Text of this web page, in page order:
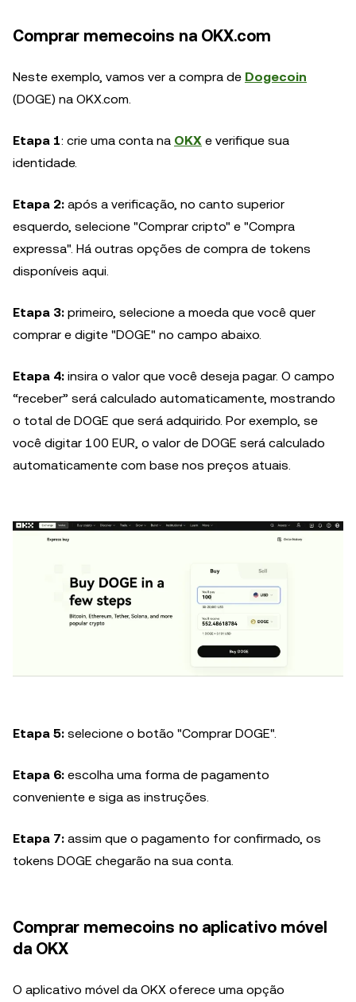
Comprar memecoins na OKX.com
Neste exemplo, vamos ver a compra de Dogecoin
(DOGE) na OKX.com.
Etapa 1: crie uma conta na OKX e verifique sua
identidade.
Etapa 2: após a verificação, no canto superior
esquerdo, selecione "Comprar cripto" e "Compra
expressa". Há outras opções de compra de tokens
disponíveis aqui.
Etapa 3: primeiro, selecione a moeda que você quer
comprar e digite "DOGE" no campo abaixo.
Etapa 4: insira o valor que você deseja pagar. O campo
“receber” será calculado automaticamente, mostrando
o total de DOGE que será adquirido. Por exemplo, se
você digitar 100 EUR, o valor de DOGE será calculado
automaticamente com base nos preços atuais.
Etapa 5: selecione o botão "Comprar DOGE".
Etapa 6: escolha uma forma de pagamento
conveniente e siga as instruções.
Etapa 7: assim que o pagamento for confirmado, os
tokens DOGE chegarão na sua conta.
Comprar memecoins no aplicativo móvel
da OKX
O aplicativo móvel da OKX oferece uma opção